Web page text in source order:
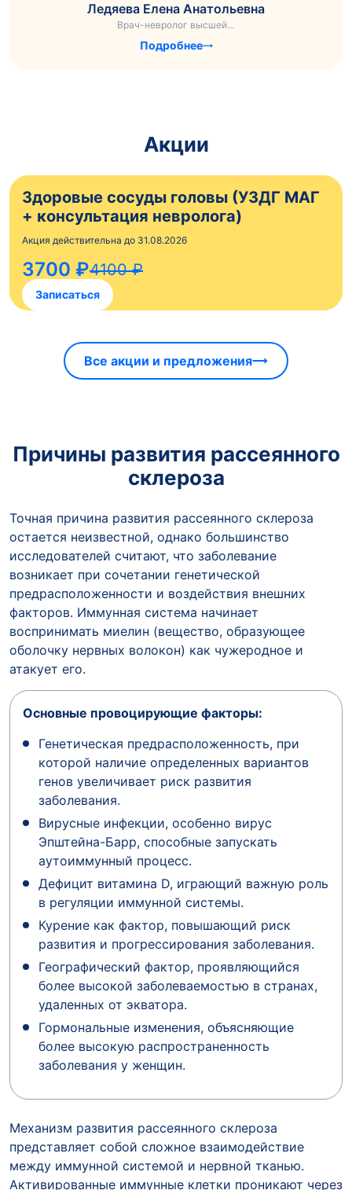
Ледяева Елена Анатольевна
Врач-невролог высшей…
Подробнее
Акции
Здоровые сосуды головы (УЗДГ МАГ
+ консультация невролога)
Акция действительна до 31.08.2026
3700 ₽4100 ₽
Записаться
Все акции и предложения
Причины развития рассеянного
склероза
Точная причина развития рассеянного склероза
остается неизвестной, однако большинство
исследователей считают, что заболевание
возникает при сочетании генетической
предрасположенности и воздействия внешних
факторов. Иммунная система начинает
воспринимать миелин (вещество, образующее
оболочку нервных волокон) как чужеродное и
атакует его.
Основные провоцирующие факторы:
Генетическая предрасположенность, при
которой наличие определенных вариантов
генов увеличивает риск развития
заболевания.
Вирусные инфекции, особенно вирус
Эпштейна-Барр, способные запускать
аутоиммунный процесс.
Дефицит витамина D, играющий важную роль
в регуляции иммунной системы.
Курение как фактор, повышающий риск
развития и прогрессирования заболевания.
Географический фактор, проявляющийся
более высокой заболеваемостью в странах,
удаленных от экватора.
Гормональные изменения, объясняющие
более высокую распространенность
заболевания у женщин.
Механизм развития рассеянного склероза
представляет собой сложное взаимодействие
между иммунной системой и нервной тканью.
Активированные иммунные клетки проникают через